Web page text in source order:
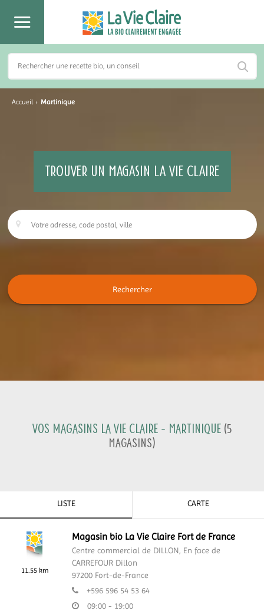
Accueil › Martinique
TROUVER UN MAGASIN LA VIE CLAIRE
Rechercher
Vos magasins La Vie Claire - Martinique (5
Magasins)
LISTE CARTE
11.55 km
Magasin bio La Vie Claire Fort de France
Centre commercial de DILLON, En face de
CARREFOUR Dillon
97200 Fort-de-France
+596 596 54 53 64
09:00 - 19:00